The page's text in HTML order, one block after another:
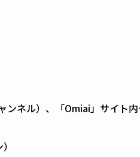
ネル）、「Omiai」サイト内